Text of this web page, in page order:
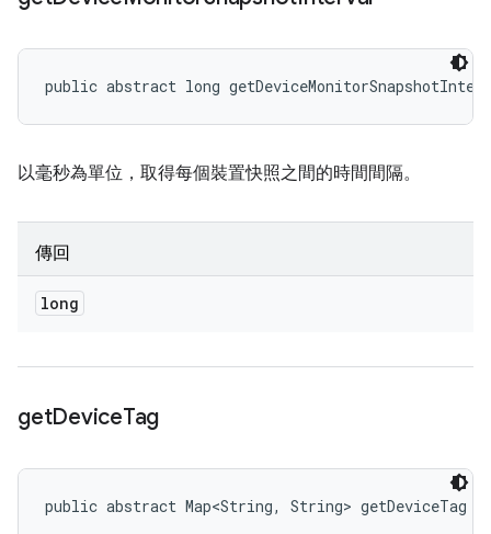
public abstract long
以毫秒為單位，取得每個裝置快照之間的時間間隔。
傳回
long
getDeviceTag
public abstract Map<String, String> getDeviceTag